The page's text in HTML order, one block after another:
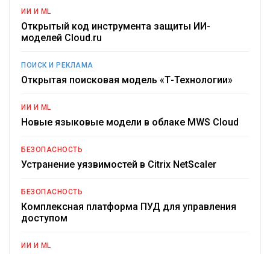
ИИ И ML
Открытый код инструмента защиты ИИ-
моделей Cloud.ru
ПОИСК И РЕКЛАМА
Открытая поисковая модель «Т-Технологии»
ИИ И ML
Новые языковые модели в облаке MWS Cloud
БЕЗОПАСНОСТЬ
Устранение уязвимостей в Citrix NetScaler
БЕЗОПАСНОСТЬ
Комплексная платформа ПУД для управления
доступом
ИИ И ML